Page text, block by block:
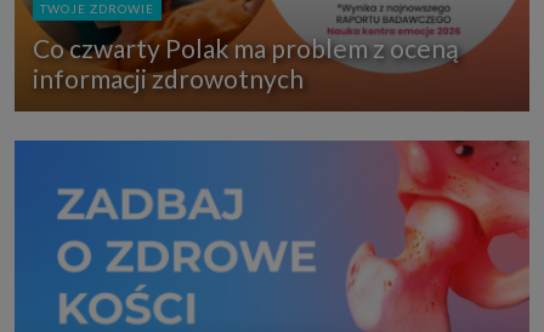
TWOJE ZDROWIE
Co czwarty Polak ma problem z oceną
informacji zdrowotnych